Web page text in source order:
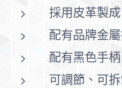
採用皮革製成
配有品牌金
配有黑色手柄
可調節、可